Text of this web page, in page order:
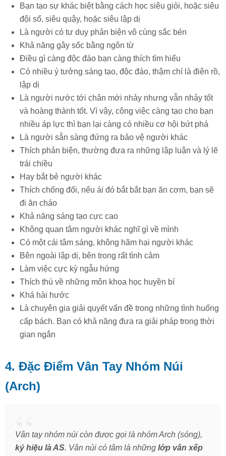
Bạn tạo sự khác biệt bằng cách học siêu giỏi, hoặc siêu
đội sổ, siêu quậy, hoặc siêu lập dị
Là người có tư duy phản biện vô cùng sắc bén
Khả năng gây sốc bằng ngôn từ
Điều gì càng độc đáo bạn càng thích tìm hiểu
Có nhiều ý tưởng sáng tạo, độc đáo, thậm chí là điên rồ,
lập dị
Là người nước tới chân mới nhảy nhưng vẫn nhảy tốt
và hoàng thành tốt. Vì vậy, công việc càng tạo cho bạn
nhiều áp lực thì bạn lại càng có nhiều cơ hội bứt phá
Là người sẵn sàng đứng ra bảo vệ người khác
Thích phản biện, thường đưa ra những lập luận và lý lẽ
trái chiều
Hay bắt bẻ người khác
Thích chống đối, nếu ái đó bắt bắt bạn ăn cơm, bạn sẽ
đi ăn cháo
Khả năng sáng tạo cực cao
Không quan tâm người khác nghĩ gì về mình
Có một cái tâm sáng, không hãm hại người khác
Bên ngoài lập dị, bên trong rất tình cảm
Làm việc cực kỳ ngẫu hứng
Thích thú về những môn khoa học huyền bí
Khá hài hước
Là chuyên gia giải quyết vấn đề trong những tình huống
cấp bách. Bạn có khả năng đưa ra giải pháp trong thời
gian ngắn
4. Đặc Điểm Vân Tay Nhóm Núi
(Arch)
Vân tay nhóm núi còn được gọi là nhóm Arch (sóng),
ký hiệu là AS. Vân núi có tâm là những lớp vân xếp